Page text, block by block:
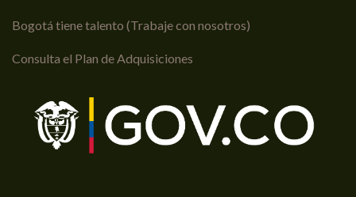
Bogotá tiene talento (Trabaje con nosotros)
Consulta el Plan de Adquisiciones